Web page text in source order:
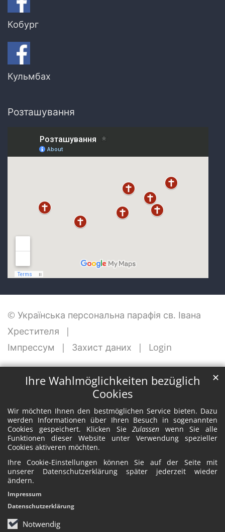
Ihre Wahlmöglichkeiten bezüglich
Cookies
Wir möchten Ihnen den bestmöglichen Service bieten. Dazu
werden Informationen über Ihren Besuch in sogenannten
Cookies gespeichert. Klicken SieZulassen wenn Sie alle
Funktionen dieser Website unter Verwendung spezieller
Cookies aktiveren möchten.
Ihre Cookie-Einstellungen können Sie auf der Seite mit
unserer Datenschutzerklärung später jederzeit wieder
ändern.
Notwendig
✕
Impressum
Datenschutzerklärung
Кобург
Кульмбах
Розташування
© Українська персональна парафія св. Івана
Хрестителя
Імпрессум
Захист даних Login